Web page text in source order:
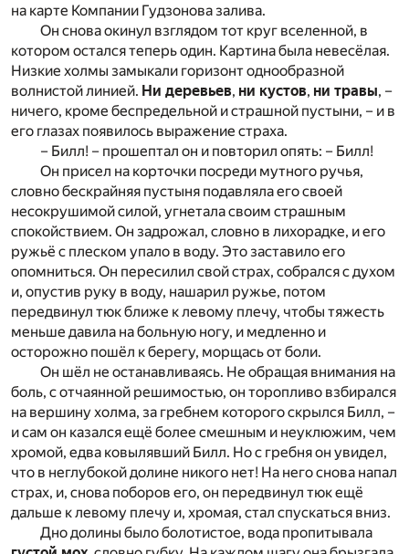
на карте Компании Гудзонова залива.
Он снова окинул взглядом тот круг вселенной, в
котором остался теперь один. Картина была невесёлая.
Низкие холмы замыкали горизонт однообразной
волнистой линией. Ни деревьев, ни кустов, ни травы, –
ничего, кроме беспредельной и страшной пустыни, – и в
его глазах появилось выражение страха.
– Билл! – прошептал он и повторил опять: – Билл!
Он присел на корточки посреди мутного ручья,
словно бескрайняя пустыня подавляла его своей
несокрушимой силой, угнетала своим страшным
спокойствием. Он задрожал, словно в лихорадке, и его
ружьё с плеском упало в воду. Это заставило его
опомниться. Он пересилил свой страх, собрался с духом
и, опустив руку в воду, нашарил ружье, потом
передвинул тюк ближе к левому плечу, чтобы тяжесть
меньше давила на больную ногу, и медленно и
осторожно пошёл к берегу, морщась от боли.
Он шёл не останавливаясь. Не обращая внимания на
боль, с отчаянной решимостью, он торопливо взбирался
на вершину холма, за гребнем которого скрылся Билл, –
и сам он казался ещё более смешным и неуклюжим, чем
хромой, едва ковылявший Билл. Но с гребня он увидел,
что в неглубокой долине никого нет! На него снова напал
страх, и, снова поборов его, он передвинул тюк ещё
дальше к левому плечу и, хромая, стал спускаться вниз.
Дно долины было болотистое, вода пропитывала